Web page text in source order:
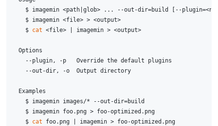
$ imagemin <path|glob> ... --out-dir=build [--
    $ imagemin <file> > <output>
    $
cat <file> | imagemin > <output>
  Options
    --plugin, -p   Override the default plugins
    --out-dir, -o  Output directory
  Examples
    $ imagemin images/* --out-dir=build
    $ imagemin foo.png > foo-optimized.png
    $
cat foo.png | imagemin > foo-optimized.png